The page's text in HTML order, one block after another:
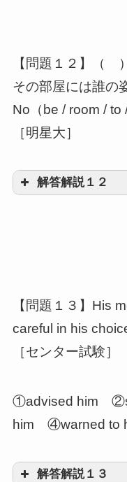
to V(予定)で「V
と同じような意
【問題１２】（
その部屋には誰の
No（be / room / to
［明星大］
解答解説１２
V(可能)で「～で
(
は、多くは否定
【問題１３】
careful in his
［センター試験］
①advised him
him ④warned to
解答解説１３